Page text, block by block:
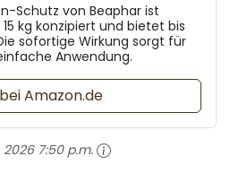
Schutz von Beaphar ist
kg konzipiert und bietet bis
sofortige Wirkung sorgt für
Anwendung.
Amazon.de
2026 7:50 p.m.